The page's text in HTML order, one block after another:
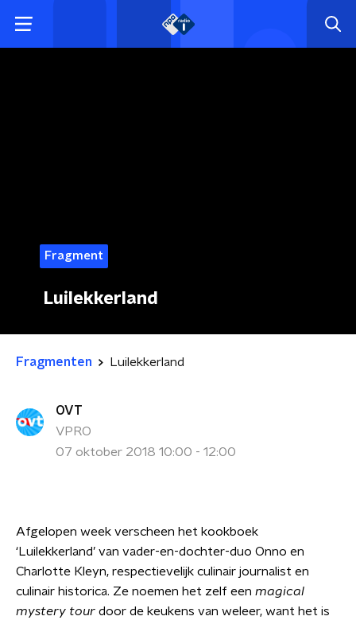
Fragment
Luilekkerland
Fragmenten Luilekkerland
OVT
VPRO
07 oktober 2018 10:00 - 12:00
Afgelopen week verscheen het kookboek
‘Luilekkerland’ van vader-en-dochter-duo Onno en
Charlotte Kleyn, respectievelijk culinair journalist en
culinair historica. Ze noemen het zelf een magical
mystery tour door de keukens van weleer, want het is